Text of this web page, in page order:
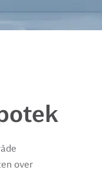
over